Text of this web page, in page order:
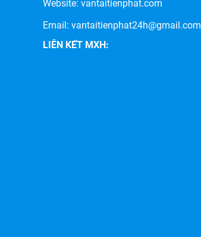
Website: vantaitienphat.com
Email: vantaitienphat24h@gmail.com
LIÊN KẾT MXH: